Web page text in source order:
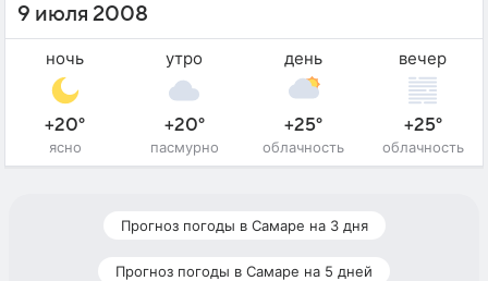
9 июля 2008
ночь
+20°
ясно
утро
+20°
пасмурно
день
+25°
облачность
вечер
+25°
облачность
Прогноз погоды в Самаре на 3 дня
Прогноз погоды в Самаре на 5 дней